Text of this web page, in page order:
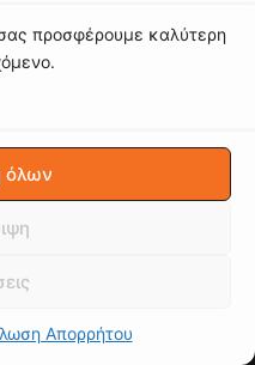
προσφέρουμε καλύτερη
όλων
Απορρήτου